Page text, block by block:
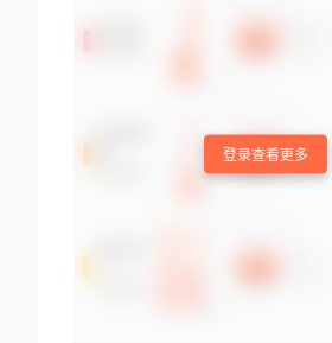
登录查看更多